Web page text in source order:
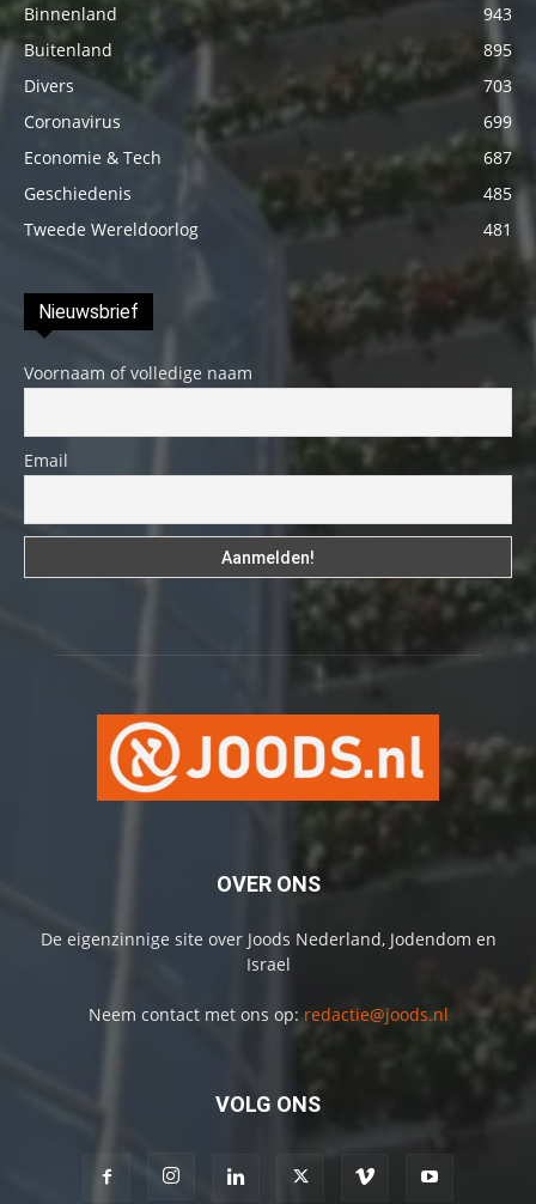
Binnenland
943
Buitenland
895
Divers
703
Coronavirus
699
Economie & Tech
687
Geschiedenis
485
Tweede Wereldoorlog
481
Nieuwsbrief
Voornaam of volledige naam
Email
OVER ONS
De eigenzinnige site over Joods Nederland, Jodendom en
Israel
Neem contact met ons op: redactie@joods.nl
VOLG ONS